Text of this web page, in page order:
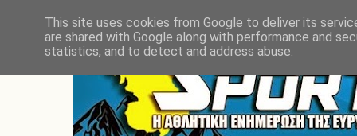
This site uses cookies from Google to deliver its
are shared with Google along with performance and
statistics, and to detect and address abuse.